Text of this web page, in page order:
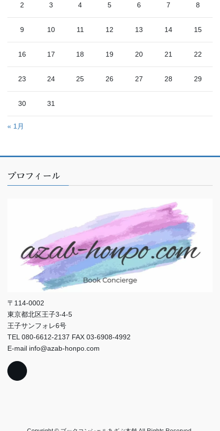
2 3 4 5 6 7 8
9 10 11 12 13 14 15
16 17 18 19 20 21 22
23 24 25 26 27 28 29
30 31
« 1月
プロフィール
〒114-0002
東京都北区王子3-4-5
王子サンフォレ6号
TEL 080-6612-2137 FAX 03-6908-4992
E-mail info@azab-honpo.com